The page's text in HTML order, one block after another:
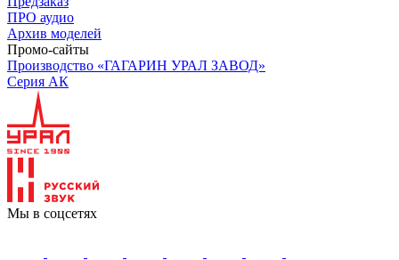
ПРО аудио
Архив моделей
Промо-сайты
Производство «ГАГАРИН УРАЛ ЗАВОД»
Серия АК
Мы в соцсетях